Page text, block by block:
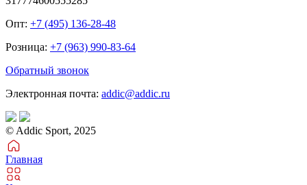
Опт: +7 (495) 136-28-48
Розница: +7 (963) 990-83-64
Обратный звонок
Электронная почта: addic@addic.ru
© Addic Sport, 2025
Главная